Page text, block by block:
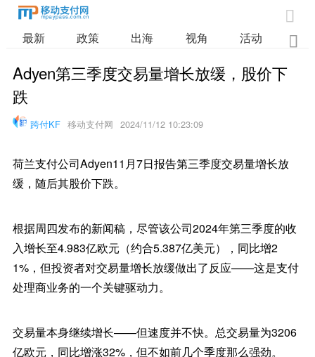

最新 政策 出海 视角 活动 业

Adyen第三季度交易量增长放缓，股价下
跌
跨付KF 移动支付网 2024/11/12 10:23:09
荷兰支付公司Adyen11月7日报告第三季度交易量增长放
缓，随后其股价下跌。
根据周四发布的新闻稿，尽管该公司2024年第三季度的收
入增长至4.983亿欧元（约合5.387亿美元），同比增2
1%，但投资者对交易量增长放缓做出了反应——这是支付
处理商业务的一个关键驱动力。
交易量本身继续增长——但速度并不快。总交易量为3206
亿欧元，同比增涨32%，但不如前几个季度那么强劲。